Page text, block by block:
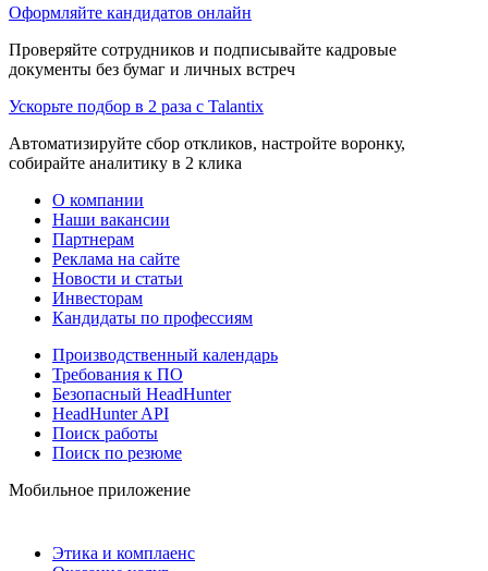
Оформляйте кандидатов онлайн
Проверяйте сотрудников и подписывайте кадровые
документы без бумаг и личных встреч
Ускорьте подбор в 2 раза с Talantix
Автоматизируйте сбор откликов, настройте воронку,
собирайте аналитику в 2 клика
О компании
Наши вакансии
Партнерам
Реклама на сайте
Новости и статьи
Инвесторам
Кандидаты по профессиям
Производственный календарь
Требования к ПО
Безопасный HeadHunter
HeadHunter API
Поиск работы
Поиск по резюме
Мобильное приложение
Этика и комплаенс